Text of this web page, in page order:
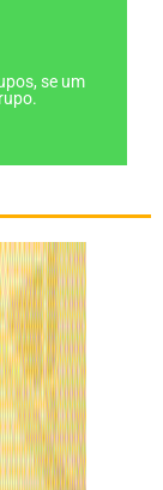
se um